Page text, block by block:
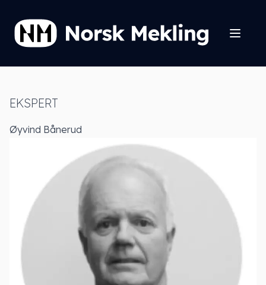
EKSPERT
Øyvind Bånerud